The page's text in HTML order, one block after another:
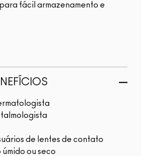
fácil armazenamento e
de lentes de contato
úmido ou seco